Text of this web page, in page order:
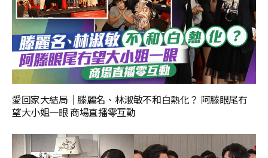
愛回家大結局｜滕麗名、林淑敏不和白熱化？ 阿滕眼尾冇
望大小姐一眼 商場直播零互動